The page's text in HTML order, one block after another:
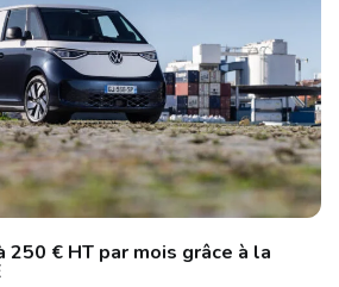
250 € HT par mois grâce à la